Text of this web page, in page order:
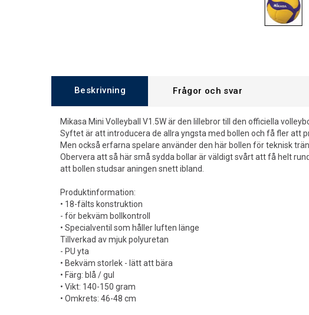
Beskrivning Frågor och svar
Mikasa Mini Volleyball V1.5W är den lillebror till den officiella
Syftet är att introducera de allra yngsta med bollen och få fler att
Men också erfarna spelare använder den här bollen för teknisk
Obervera att så här små sydda bollar är väldigt svårt att få helt
att bollen studsar aningen snett ibland.
Produktinformation:
• 18-fälts konstruktion
- för bekväm bollkontroll
• Specialventil som håller luften länge
Tillverkad av mjuk polyuretan
- PU yta
• Bekväm storlek - lätt att bära
• Färg: blå / gul
• Vikt: 140-150 gram
• Omkrets: 46-48 cm